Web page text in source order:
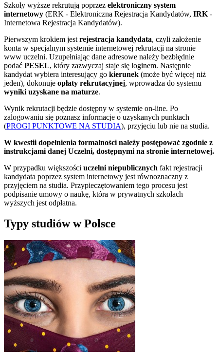
Szkoły wyższe rekrutują poprzez elektroniczny system
internetowy (ERK - Elektroniczna Rejestracja Kandydatów, IRK -
Internetowa Rejestracja Kandydatów).
Pierwszym krokiem jest rejestracja kandydata, czyli założenie
konta w specjalnym systemie internetowej rekrutacji na stronie
www uczelni. Uzupełniając dane adresowe należy bezbłędnie
podać PESEL, który zazwyczaj staje się loginem. Następnie
kandydat wybiera interesujący go kierunek (może być więcej niż
jeden), dokonuje opłaty rekrutacyjnej, wprowadza do systemu
wyniki uzyskane na maturze.
Wynik rekrutacji będzie dostępny w systemie on-line. Po
zalogowaniu się poznasz informacje o uzyskanych punktach
(PROGI PUNKTOWE NA STUDIA), przyjęciu lub nie na studia.
W kwestii dopełnienia formalności należy postępować zgodnie z
instrukcjami danej Uczelni, dostępnymi na stronie internetowej.
W przypadku większości uczelni niepublicznych fakt rejestracji
kandydata poprzez system internetowy jest równoznaczny z
przyjęciem na studia. Przypieczętowaniem tego procesu jest
podpisanie umowy o naukę, która w prywatnych szkołach
wyższych jest odpłatna.
Typy studiów w Polsce